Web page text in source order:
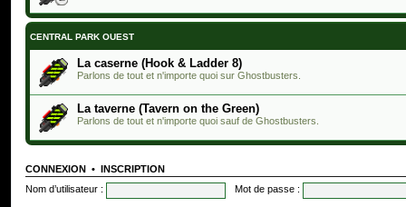
CENTRAL PARK OUEST
La caserne (Hook & Ladder 8)
Parlons de tout et n'importe quoi sur Ghostbusters.
La taverne (Tavern on the Green)
Parlons de tout et n'importe quoi sauf de Ghostbusters.
CONNEXION • INSCRIPTION
Nom d’utilisateur :
Mot de passe :